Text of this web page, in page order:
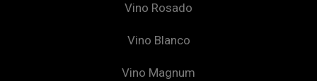
Vino Rosado
Vino Blanco
Vino Magnum